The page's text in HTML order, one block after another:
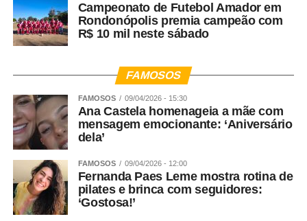
Campeonato de Futebol Amador em
Rondonópolis premia campeão com
R$ 10 mil neste sábado
FAMOSOS
FAMOSOS 09/04/2026 - 15:30
Ana Castela homenageia a mãe com
mensagem emocionante: ‘Aniversário
dela’
FAMOSOS 09/04/2026 - 12:00
Fernanda Paes Leme mostra rotina de
pilates e brinca com seguidores:
‘Gostosa!’